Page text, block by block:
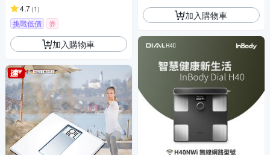
4.7(1)
挑戰低價 券
加入購物車
加入購物車